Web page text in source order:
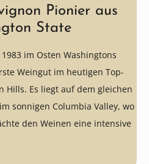
Pionier aus
State
im Osten Washingtons
Weingut im heutigen Top-
Hills. Es liegt auf dem gleichen
sonnigen Columbia Valley, wo
den Weinen eine intensive